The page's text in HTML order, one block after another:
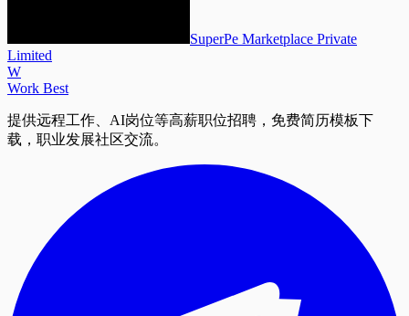
SuperPe Marketplace Private
Limited
W
Work Best
提供远程工作、AI岗位等高薪职位招聘，免费简历模板下
载，职业发展社区交流。